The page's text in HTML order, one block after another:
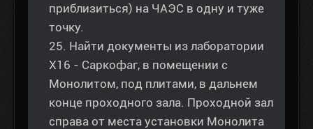
приблизиться) на ЧАЭС в одну и туже
точку.
25. Найти документы из лаборатории
Х16 - Саркофаг, в помещении с
Монолитом, под плитами, в дальнем
конце проходного зала. Проходной зал
справа от места установки Монолита